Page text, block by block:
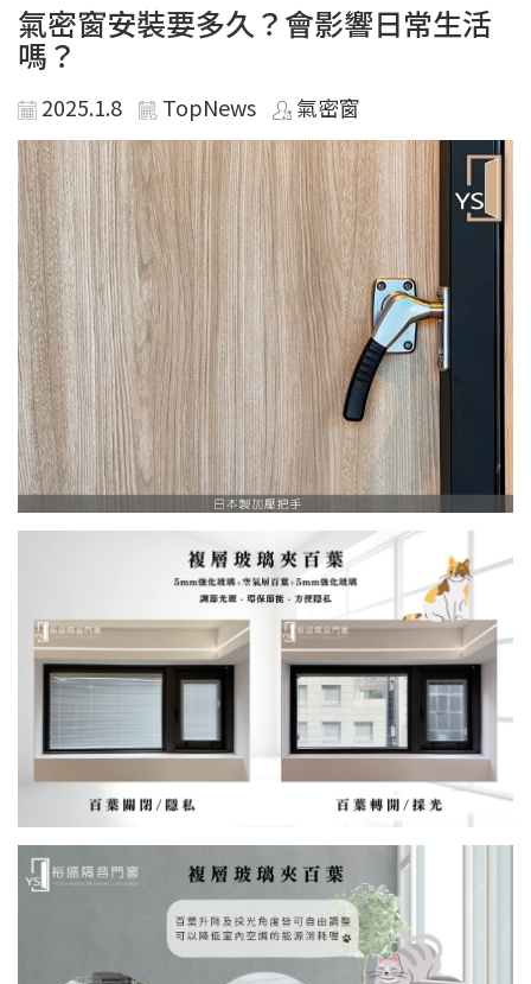
氣密窗安裝要多久？會影響日常生活
嗎？
2025.1.8 TopNews 氣密窗